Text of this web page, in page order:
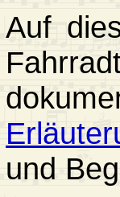
Auf
und